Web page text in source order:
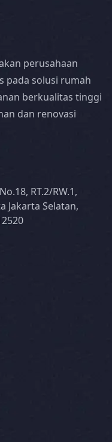
perusahaan
pada solusi rumah
berkualitas tinggi
dan renovasi
RT.2/RW.1,
Jakarta Selatan,